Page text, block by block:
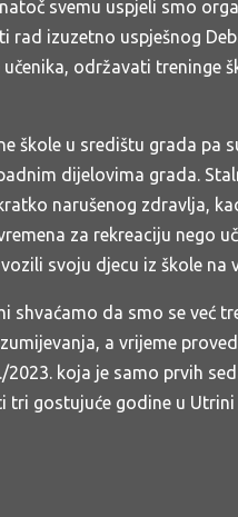
svemu uspjeli smo
rad izuzetno uspješnog
održavati treninge
škole u središtu grada pa
dijelovima grada.
narušenog zdravlja,
za rekreaciju nego
svoju djecu iz škole
da smo se već
a vrijeme
koja je samo prvih
gostujuće godine u